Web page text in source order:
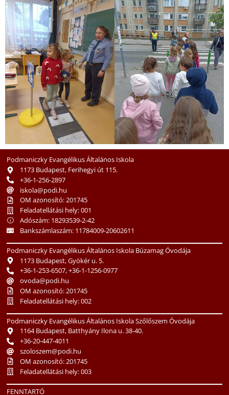
Podmaniczky Evangélikus Általános Iskola
1173 Budapest, Ferihegyi út 115.
+36-1-256-2897
iskola@podi.hu
OM azonosító: 201745
Feladatellátási hely: 001
Adószám: 18293539-2-42
Bankszámlaszám: 11784009-20602611
Podmaniczky Evangélikus Általános Iskola Búzamag Óvodája
1173 Budapest, Gyökér u. 5.
+36-1-253-6507, +36-1-1256-0977
ovoda@podi.hu
OM azonosító: 201745
Feladatellátási hely: 002
Podmaniczky Evangélikus Általános Iskola Szőlőszem Óvodája
1164 Budapest, Batthyány Ilona u. 38-40.
+36-20-447-4011
szoloszem@podi.hu
OM azonosító: 201745
Feladatellátási hely: 003
FENNTARTÓ